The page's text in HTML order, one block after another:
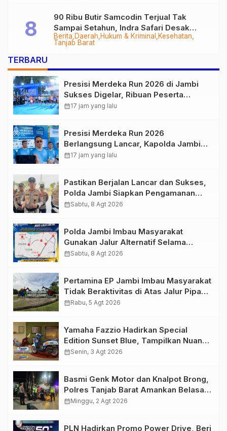
Berita Daerah Hukum & Kriminal
Kesehatan
Tanjab Barat
90 Ribu Butir Samcodin Terjual Tak
Sampai Setahun, Indra Safari Desak
Audit Menyeluruh
TERBARU
Presisi Merdeka Run 2026 di Jambi
Sukses Digelar, Ribuan Peserta
Ramaikan Event Nasional
calendar_month17 jam yang lalu
Presisi Merdeka Run 2026
Berlangsung Lancar, Kapolda Jambi
Ucapkan Terimakasih dan Apresiasi
calendar_month17 jam yang lalu
Pastikan Berjalan Lancar dan Sukses,
Polda Jambi Siapkan Pengamanan
Berlapis untuk 8.750 Pelari, 1.848
calendar_monthSabtu, 8 Agt 2026
Polda Jambi Imbau Masyarakat
Gunakan Jalur Alternatif Selama
Pelaksanaan Presisi Merdeka Run
calendar_monthSabtu, 8 Agt 2026
Pertamina EP Jambi Imbau Masyarakat
Tidak Beraktivitas di Atas Jalur Pipa
Migas Demi Keselamatan Bersama
calendar_monthRabu, 5 Agt 2026
Yamaha Fazzio Hadirkan Special
Edition Sunset Blue, Tampilkan Nuansa
Retro Summer yang Semakin Skena
calendar_monthSenin, 3 Agt 2026
Basmi Genk Motor dan Knalpot Brong,
Polres Tanjab Barat Amankan Belasan
Kendaraan
calendar_monthMinggu, 2 Agt 2026
PLN Hadirkan Promo Power Drive, Beri